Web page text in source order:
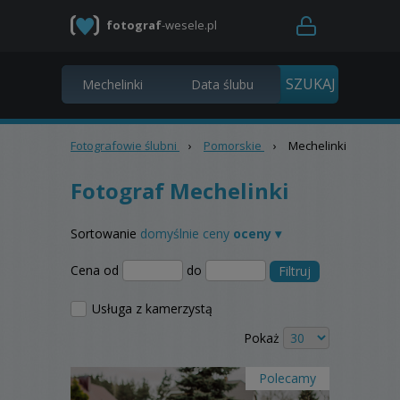
fotograf-wesele.pl
Fotografowie ślubni › Pomorskie › Mechelinki
Fotograf Mechelinki
Sortowanie domyślnie ceny oceny ▾
Cena od do Filtruj
Usługa z kamerzystą
Pokaż
Polecamy